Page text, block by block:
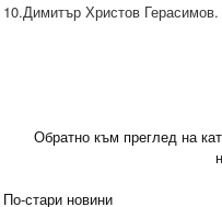
10.Димитър Христов Герасимов.
Обратно към преглед на
По-стари новини